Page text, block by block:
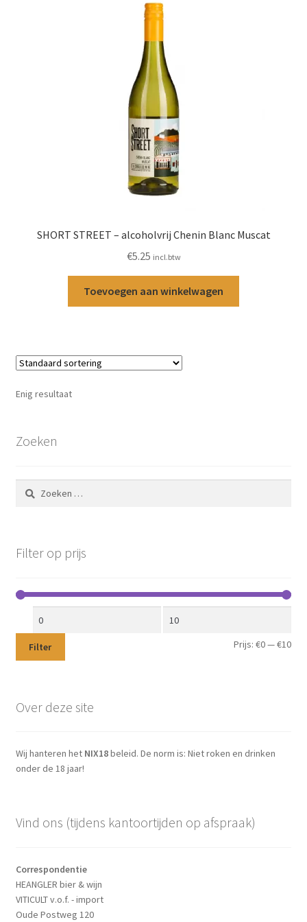
SHORT STREET – alcoholvrij Chenin Blanc Muscat
€5.25 incl.btw
Toevoegen aan winkelwagen
Enig resultaat
Zoeken
Zoeken
naar:
Filter op prijs
Min.
Max.
Filter Prijs:€0—€10
Over deze site
Wij hanteren het NIX18beleid. De norm is: Niet roken en drinken
onder de 18 jaar!
Vind ons (tijdens kantoortijden op afspraak)
Correspondentie
HEANGLER bier & wijn
VITICULT v.o.f. - import
Oude Postweg 120